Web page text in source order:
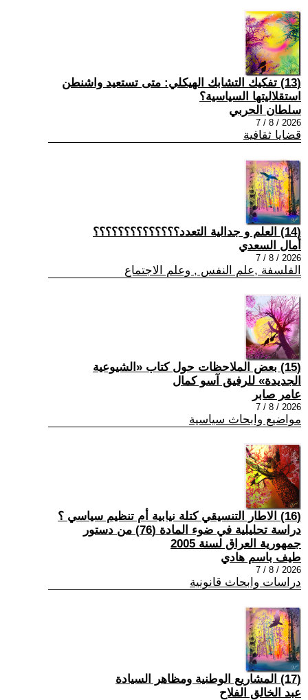
(13) تفكيك التشابك الهيكلي: متى تستعيد واشنطن
استقلاليتها السياسية؟
سلطان الحربي
2026 / 8 / 7
قضايا ثقافية
(14) العلم و جدالية التعدد؟؟؟؟؟؟؟؟؟؟؟؟؟؟
أمال السعدي
2026 / 8 / 7
الفلسفة ,علم النفس , وعلم الاجتماع
(15) بعض الملاحظات حول كتاب «الشيوعية
الجديدة» للرفيق آسو كمال
عامر صابر
2026 / 8 / 7
مواضيع وابحاث سياسية
(16) الاطار التنسيقي كتلة نيابية أم تنظيم سياسي ؟
دراسة تحليلية في ضوء المادة (76) من دستور
جمهورية العراق لسنة 2005
طيف باسم هادي
2026 / 8 / 7
دراسات وابحاث قانونية
(17) المشاريع الوطنية ومظاهر السيادة
عبد الخالق الفلاح